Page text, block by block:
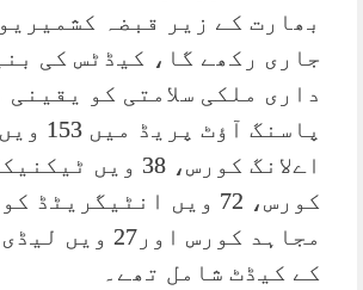
بھارت کے زیر قبضہ
جاری رکھے گا، کیڈٹس کی
داری ملکی سلامتی کو یقینی
پاسنگ
اےلانگ کورس، 38
مجاہد کورس
کے کیڈٹ شامل تھے۔